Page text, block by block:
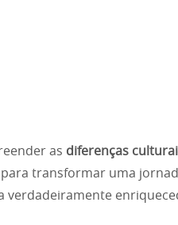
as diferenças
para transformar uma
verdadeiramente